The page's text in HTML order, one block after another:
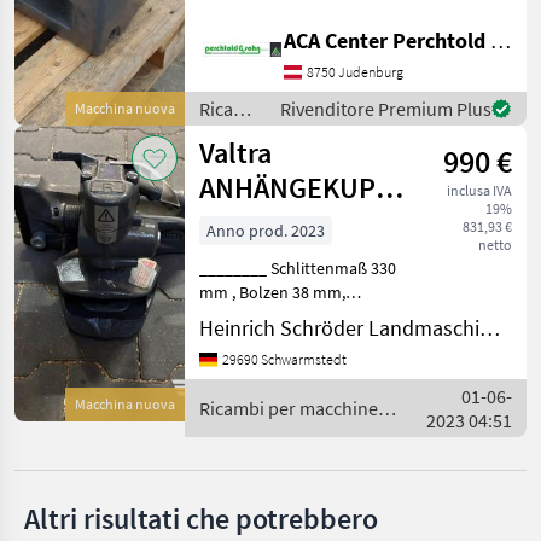
CATEGORIA
Valtra
Mercedes
Steyr
New Holland
Fendt
Same
Mostra
tutti
21
MARKETPLACE
Marketplace
Offerte dei
Annunci
Macchina nuova
per macchine agricole Pezzi
ACA Center Perchtold - Perchtold & Sohn GmbH
8750 Judenburg
Ricambi
per
macchine
agricole
/ Valtra
Rivenditore Premium Plus
Macchina nuova
Valtra
ANHÄNGEKUPPLUNG
38ER BOLZEN
990 €
inclusa IVA
19%
831,93 €
netto
Anno prod. 2023
________ Schlittenmaß 330
mm , Bolzen 38 mm,
passend zu: Valtra G Serie
Ricambi per macchine
agricole Pezzi per trattori
Heinrich Schröder Landmaschinen KG Schwarmstedt
29690 Schwarmstedt
Ricambi per macchine
agricole / Valtra
01-06-
2023 04:51
Altri risultati che potrebbero